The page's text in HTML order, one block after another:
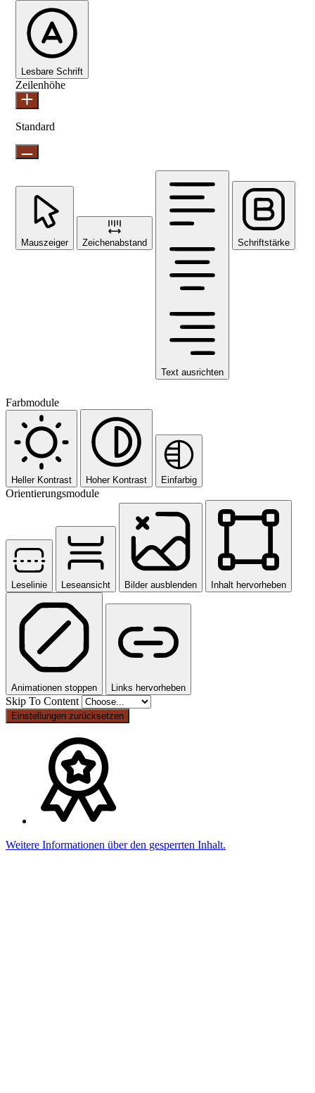
Lesbare Schrift
Zeilenhöhe
Standard
Mauszeiger Zeichenabstand
Text ausrichten
Schriftstärke
Farbmodule
Heller Kontrast Hoher Kontrast Einfarbig
Orientierungsmodule
Leselinie Leseansicht Bilder ausblenden Inhalt hervorheben
Animationen stoppen Links hervorheben
Skip To Content
Einstellungen zurücksetzen
Weitere Informationen über den gesperrten Inhalt.